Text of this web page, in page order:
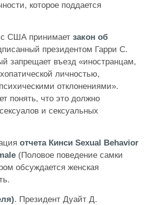
которое поддается
США принимает закон об
президентом Гарри С.
запрещает въезд «иностранцам,
личностью,
отклонениями».
понять, что это должно
и сексуальных
отчета Кинси Sexual Behavior
(Половое поведение самки
обсуждается женская
. Президент Дуайт Д.